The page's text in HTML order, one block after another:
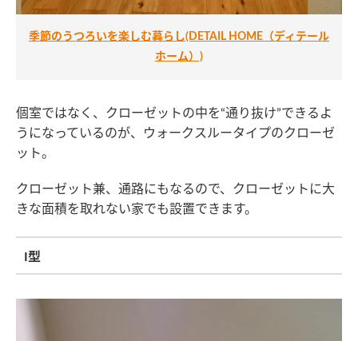
季節のうつろいを楽しむ暮らし(DETAIL HOME（ディテール
ホーム）)
個室ではなく、クローゼットの中を“通り抜け”できるよ
うになっているのが、ウォークスルータイプのクローゼ
ット。
クローゼット兼、通路にもなるので、クローゼットに大
きな面積を取れない家でも設置できます。
I型